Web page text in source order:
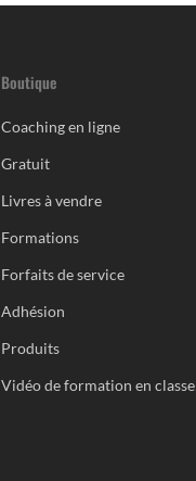
Boutique
Coaching en ligne
Gratuit
Livres à vendre
Formations
Forfaits de service
Adhésion
Produits
Vidéo de formation en classe